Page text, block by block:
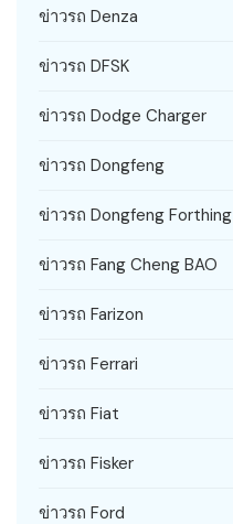
ข่าวรถ Denza
ข่าวรถ DFSK
ข่าวรถ Dodge Charger
ข่าวรถ Dongfeng
ข่าวรถ Dongfeng Forthing
ข่าวรถ Fang Cheng BAO
ข่าวรถ Farizon
ข่าวรถ Ferrari
ข่าวรถ Fiat
ข่าวรถ Fisker
ข่าวรถ Ford